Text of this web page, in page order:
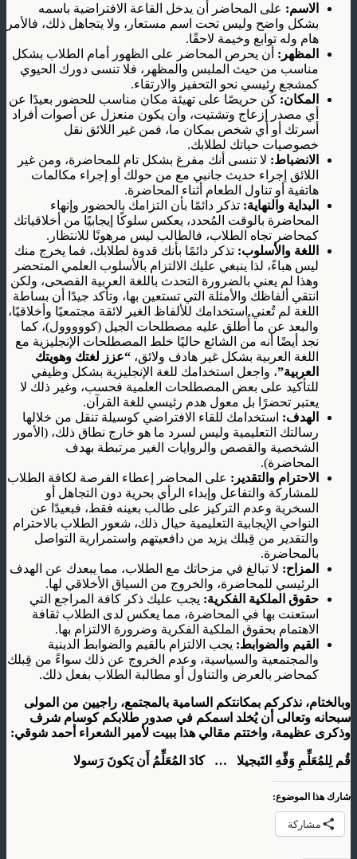
الاسم: على المحاضر أن يدخل القاعة الافتراضية باسمه
بشكل واضح وليس تحت اسم مستعار، ولا يتجاهل ذلك، فالأمر
هام وله توابع وخيمة لاحقًا.
المظهر: أن يحرص المحاضر على الظهور أمام الطلاب بشكل
مناسب من حيث الملبس والمظهر، فلا تنسى دورك الحيوي
كمشجع رئيسي نحو التحفيز والارتقاء.
المكان: كُن حريصًا على تهيئة مكان مناسب للحضور بعيدًا عن
أي مصدر إزعاج وتشتيت، وأن يكون منعزل عن أصوات أفراد
أسرتك أو أي شخص بمكان ما، فمن غير اللائق نقل
خصوصيات حياتك لطلابك.
الانضباط: لا تنسى أنك مفرغ بشكل تام للمحاضرة، ومن غير
اللائق إجراء حديث جانبي مع من حولك أو إجراء مكالمات
هاتفية أو تناول الطعام أثناء المحاضرة.
البداية والنهاية: تذكر دائمًا بأن التزامك بالحضور وإنهاء
المحاضرة بالوقت المُحدد، يعكس سلوكًا إيجابيًا من أخلاقياتك
كمحاضر تجاه الطلاب، فالطالب ليس مرهونًا للانتظار.
اللغة والأسلوب: تذكر دائمًا بأنك قدوة لطلابك، فما يخرج منك
ليس هباءً، لذا ينبغي عليك الالتزام بالأسلوب العلمي المتحضر
وهذا لم يعني بالضرورة التحدث باللغة العربية الفصحى، ولكن
انتقي ألفاظك والأمثلة التي تستعين بها، وتأكد جيدًا أن بساطة
اللغة لم تُعني استخدامك للألفاظ الغير لائقة مجتمعيًا وأخلاقيًا،
والبعد عن ما أُطلق عليه مصطلحات الجيل (كووووول)، كما
نجد أيضًا أنه من الشائع حاليًا خلط المصطلحات الإنجليزية مع
اللغة العربية بشكل غير هادف ولائق، “عزز لغتك وهويتك
العربية”، واجعل استخدامك للغة الإنجليزية بشكل وظيفي
للتأكيد على بعض المصطلحات العلمية فحسب، وغير ذلك لا
يعتبر تحضرًا بل معول هدم رئيسي للغة القرآن.
الهدف: استخدامك للقاء الافتراضي كوسيلة تنقل من خلالها
رسالتك التعليمية وليس لسرد ما هو خارج نطاق ذلك، (الأمور
الشخصية والقصص والروايات الغير مرتبطة بهدف
المحاضرة).
الاحترام والتقدير: على المحاضر إعطاء الفرصة لكافة الطلاب
للمشاركة والتفاعل وإبداء الرأي بحرية دون التجاهل أو
السخرية وعدم التركيز على طالب بعينه فقط، فبعيدًا عن
النواحي الإيجابية التعليمية حيال ذلك، شعور الطلاب بالاحترام
والتقدير من قِبلك يزيد من دافعيتهم واستمرارية التواصل
بالمحاضرة.
المزاح: لا تبالغ في مزحاتك مع الطلاب، مما يبعدك عن الهدف
الرئيسي للمحاضرة، والخروج من السياق الأخلاقي لها.
حقوق الملكية الفكرية: يجب عليك ذكر كافة المراجع التي
استعنت بها في المحاضرة، مما يعكس لدى الطلاب ثقافة
الاهتمام بحقوق الملكية الفكرية وضرورة الالتزام بها.
القيم والضوابط: يجب الالتزام بالقيم والضوابط الدينية
والمجتمعية والسياسية، وعدم الخروج عن ذلك سواءً من قِبلك
كمحاضر بالعرض والتناول أو مطالبة الطلاب بفعل ذلك.
وبالختام، نذكركم بمكانتكم السامية بالمجتمع، راجيين من المولى
سبحانه وتعالى أن يُخلد اسمكم في صدور طلابكم كوسام شرف
وذكرى عظيمة، واختتم مقالي هذا ببيت لأمير الشعراء أحمد شوقي:
قُم لِلمُعَلِّمِ وَفِّهِ التَبجيلا … كادَ المُعَلِّمُ أَن يَكونَ رَسولا
شارك هذا الموضوع:
مشاركة